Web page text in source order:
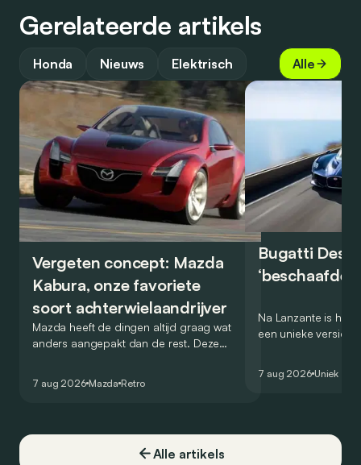
Gerelateerde artikels
Honda Nieuws Elektrisch Alle
Vergeten concept: Mazda
Kabura, onze favoriete
soort achterwielaandrijver
Mazda heeft de dingen altijd graag wat
anders aangepakt dan de rest. Deze
7 aug 2026 Mazda Retro
Bugatti
‘beschaafde’
Na Lanzante is het
een unieke versie
7 aug 2026 Uniek
Alle artikels